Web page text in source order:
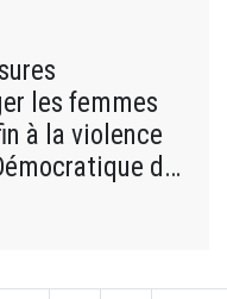
les femmes
à la violence
du